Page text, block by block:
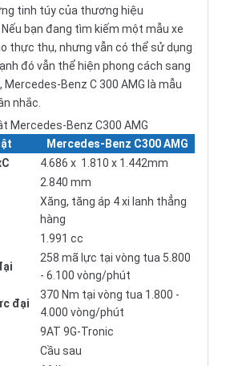
tinh túy của thương hiệu
bạn đang tìm kiếm một mẫu xe
thực thụ, nhưng vẫn có thể sử dụng
đó vẫn thể hiện phong cách sang
Mercedes-Benz C 300 AMG là mẫu
nhắc.
Mercedes-Benz C300 AMG
Mercedes-Benz C300 AMG
4.686 x 1.810 x 1.442mm
2.840 mm
Xăng, tăng áp 4 xi lanh thẳng
hàng
1.991 cc
258 mã lực tại vòng tua 5.800
- 6.100 vòng/phút
đại
370 Nm tại vòng tua 1.800 -
4.000 vòng/phút
9AT 9G-Tronic
Cầu sau